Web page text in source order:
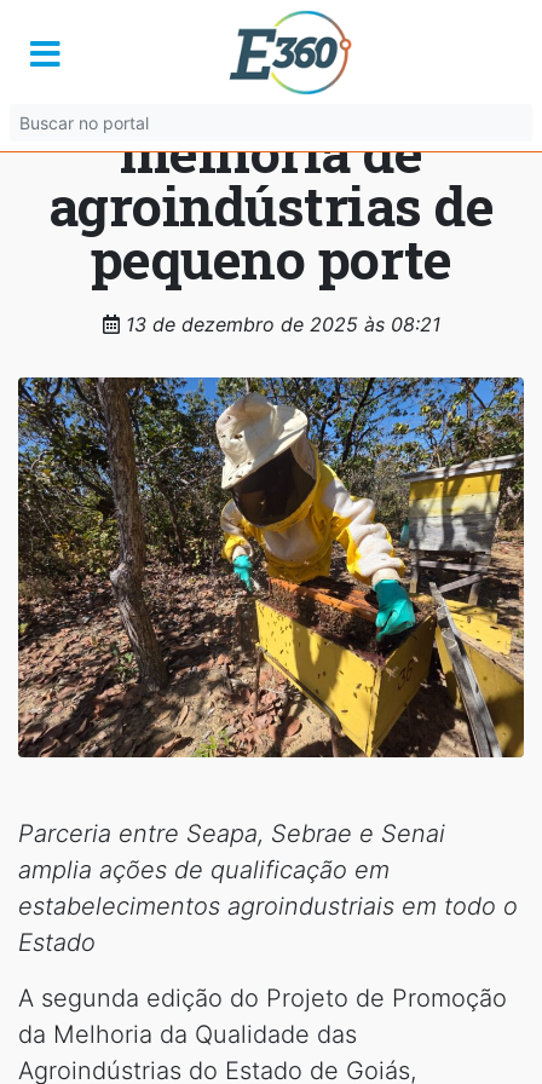
Goiás publica novo
edital para
melhoria de
agroindústrias de
pequeno porte
13 de dezembro de 2025 às 08:21
Parceria entre Seapa, Sebrae e Senai
amplia ações de qualificação em
estabelecimentos agroindustriais em todo o
Estado
A segunda edição do Projeto de Promoção
da Melhoria da Qualidade das
Agroindústrias do Estado de Goiás,